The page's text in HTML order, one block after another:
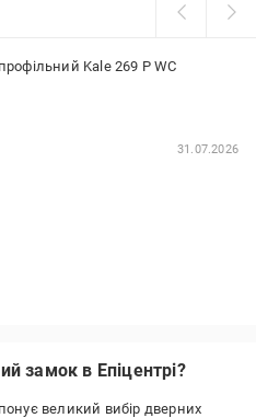
Kale 269 P WC
31.07.2026
замок в Епіцентрі?
великий вибір дверних